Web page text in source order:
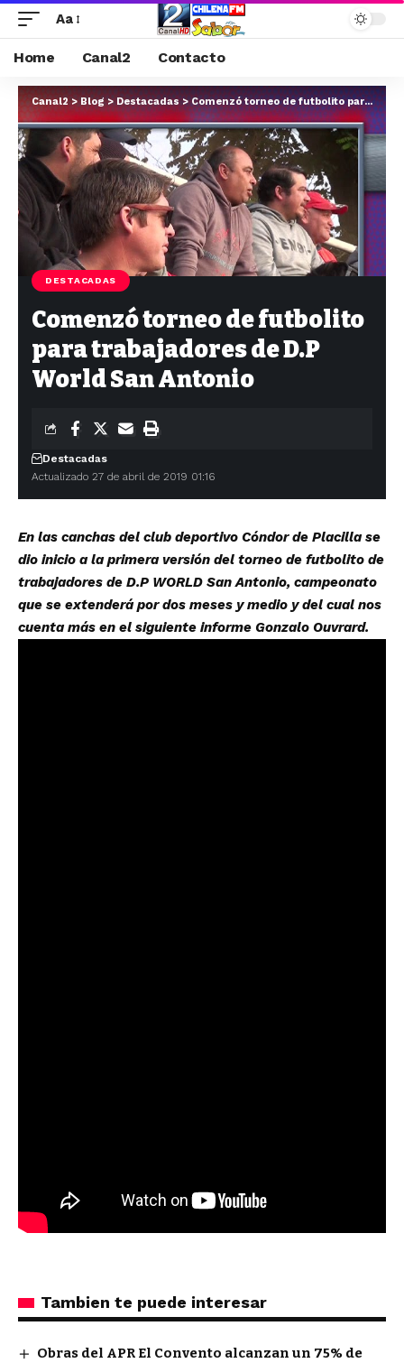
Aa
Home Canal2 Contacto
Canal2 > Blog > Destacadas>Comenzó torneo de futbolito para trabajadores de D.P World San Antonio
DESTACADAS
Comenzó torneo de futbolito
para trabajadores de D.P
World San Antonio
Actualizado 27 de abril de 2019 01:16
Destacadas
En las canchas del club deportivo Cóndor de Placilla se
dio inicio a la primera versión del torneo de futbolito de
trabajadores de D.P WORLD San Antonio, campeonato
que se extenderá por dos meses y medio y del cual nos
cuenta más en el siguiente informe Gonzalo Ouvrard.
Tambien te puede interesar
Obras del APR El Convento alcanzan un 75% de